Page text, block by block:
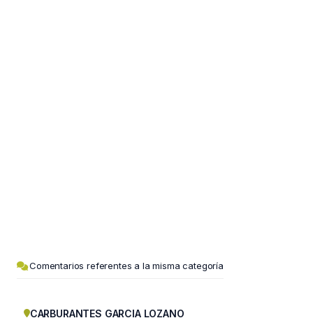
Comentarios referentes a la misma categoría
CARBURANTES GARCIA LOZANO